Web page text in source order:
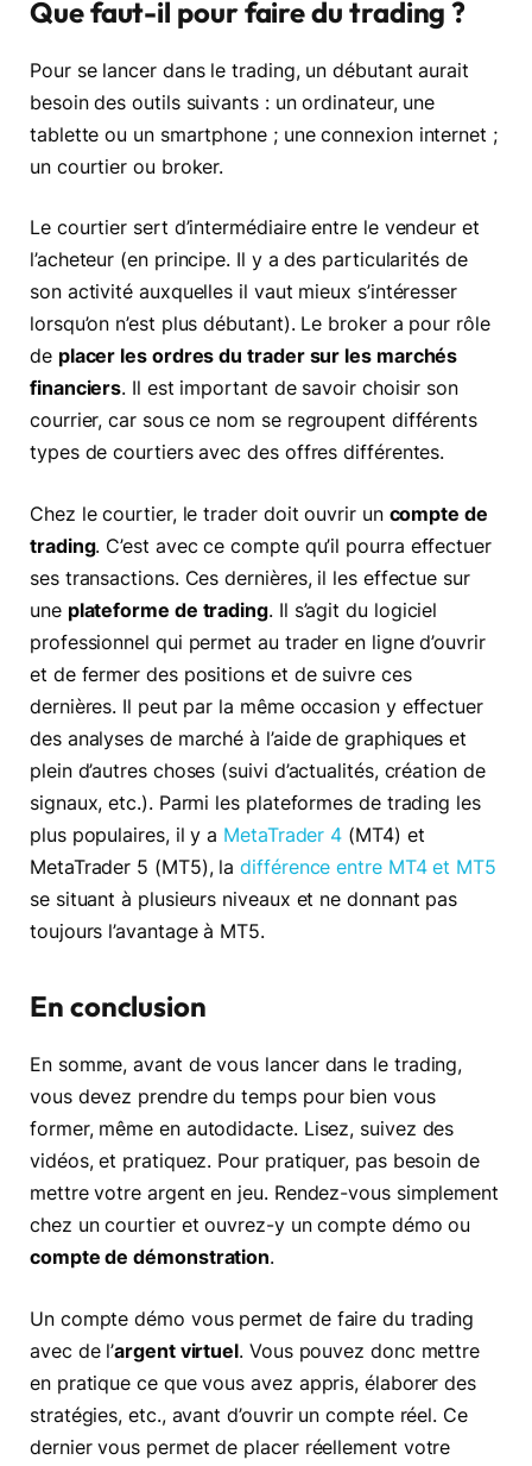
Que faut-il pour faire du trading ?
Pour se lancer dans le trading, un débutant aurait
besoin des outils suivants : un ordinateur, une
tablette ou un smartphone ; une connexion internet ;
un courtier ou broker.
Le courtier sert d’intermédiaire entre le vendeur et
l’acheteur (en principe. Il y a des particularités de
son activité auxquelles il vaut mieux s’intéresser
lorsqu’on n’est plus débutant). Le broker a pour rôle
de placer les ordres du trader sur les marchés
financiers. Il est important de savoir choisir son
courrier, car sous ce nom se regroupent différents
types de courtiers avec des offres différentes.
Chez le courtier, le trader doit ouvrir un compte de
trading. C’est avec ce compte qu’il pourra effectuer
ses transactions. Ces dernières, il les effectue sur
une plateforme de trading. Il s’agit du logiciel
professionnel qui permet au trader en ligne d’ouvrir
et de fermer des positions et de suivre ces
dernières. Il peut par la même occasion y effectuer
des analyses de marché à l’aide de graphiques et
plein d’autres choses (suivi d’actualités, création de
signaux, etc.). Parmi les plateformes de trading les
plus populaires, il y a MetaTrader 4 (MT4) et
MetaTrader 5 (MT5), ladifférence entre MT4 et MT5
se situant à plusieurs niveaux et ne donnant pas
toujours l’avantage à MT5.
En conclusion
En somme, avant de vous lancer dans le trading,
vous devez prendre du temps pour bien vous
former, même en autodidacte. Lisez, suivez des
vidéos, et pratiquez. Pour pratiquer, pas besoin de
mettre votre argent en jeu. Rendez-vous simplement
chez un courtier et ouvrez-y un compte démo ou
compte de démonstration.
Un compte démo vous permet de faire du trading
avec de l’argent virtuel. Vous pouvez donc mettre
en pratique ce que vous avez appris, élaborer des
stratégies, etc., avant d’ouvrir un compte réel. Ce
dernier vous permet de placer réellement votre